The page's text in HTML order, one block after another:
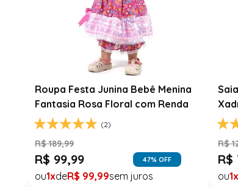
Roupa Festa Junina Bebê Menina
Fantasia Rosa Floral com Renda
(2)
R$ 189,99
R$ 99,99 47% OFF
1 R$ 99,99
R$
R$
1